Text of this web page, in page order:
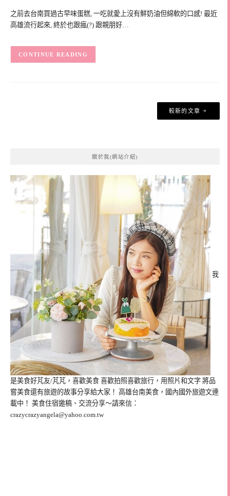
之前去台南買過古早味蛋糕, 一吃就愛上沒有鮮奶油但綿軟的口感! 最近
高雄流行起來, 終於也跟瘋(?) 跟親朋好…
CONTINUE READING
較新的文章
關於我(網站介紹)
我
是美食好芃友/芃芃，喜歡美食 喜歡拍照喜歡旅行，用照片和文字 將品
嘗美食還有旅遊的故事分享給大家！ 高雄台南美食，國內國外旅遊文連
載中！ 美食住宿邀稿、交流分享～請來信：
crazycrazyangela@yahoo.com.tw